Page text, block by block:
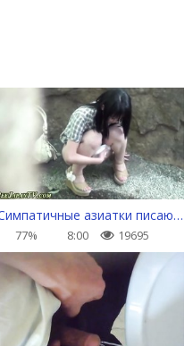
Симпатичные азиатки писают на улице
77% 8:00 19695